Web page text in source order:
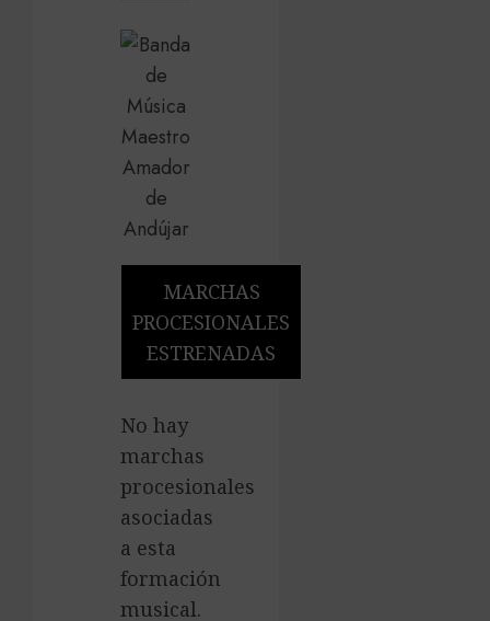
MARCHAS
PROCESIONALES
ESTRENADAS
No hay
marchas
procesionales
asociadas
a esta
formación
musical.